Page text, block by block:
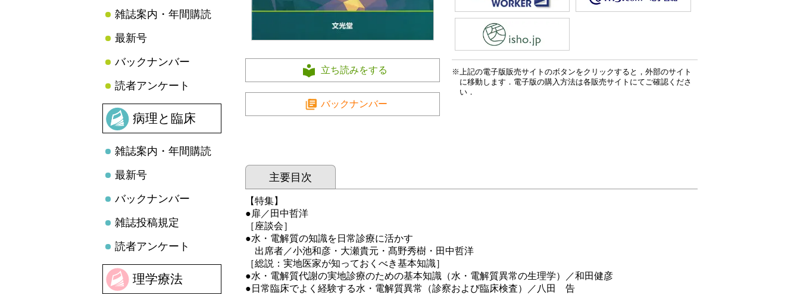
雑誌案内・年間購読
最新号
バックナンバー
読者アンケート
病理と臨床
雑誌案内・年間購読
最新号
バックナンバー
雑誌投稿規定
読者アンケート
理学療法
立ち読みをする
バックナンバー
上記の電子版販売サイトのボタンをクリックすると，外部のサイト
に移動します．電子版の購入方法は各販売サイトにてご確認くださ
い．
主要目次
【特集】
●扉／田中哲洋
［座談会］
●水・電解質の知識を日常診療に活かす
出席者／小池和彦・大瀬貴元・髙野秀樹・田中哲洋
［総説：実地医家が知っておくべき基本知識］
●水・電解質代謝の実地診療のための基本知識（水・電解質異常の生理学）／和田健彦
●日常臨床でよく経験する水・電解質異常（診察および臨床検査）／八田 告